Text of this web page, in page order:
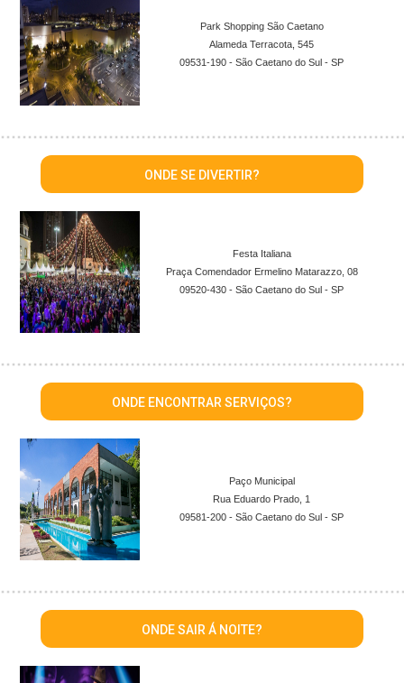
Park Shopping São Caetano
Alameda Terracota, 545
09531-190 - São Caetano do Sul - SP
ONDE SE DIVERTIR?
Festa Italiana
Praça Comendador Ermelino Matarazzo, 08
09520-430 - São Caetano do Sul - SP
ONDE ENCONTRAR SERVIÇOS?
Paço Municipal
Rua Eduardo Prado, 1
09581-200 - São Caetano do Sul - SP
ONDE SAIR Á NOITE?